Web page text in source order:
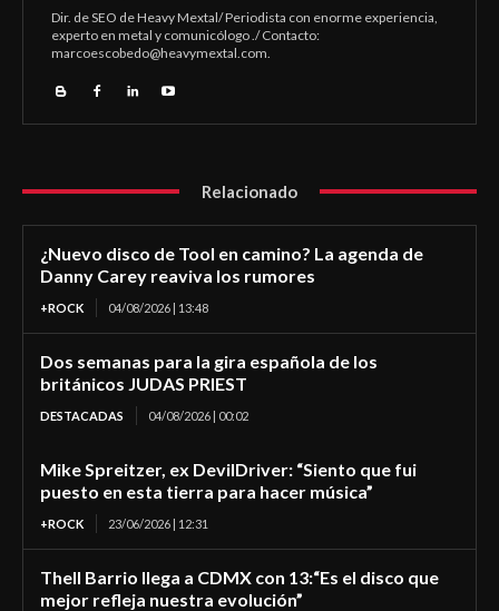
Dir. de SEO de Heavy Mextal/ Periodista con enorme experiencia,
experto en metal y comunicólogo ./ Contacto:
marcoescobedo@heavymextal.com
Relacionado
¿Nuevo disco de Tool en camino? La agenda de
Danny Carey reaviva los rumores
+ROCK 04/08/2026 | 13:48
Dos semanas para la gira española de los
británicos JUDAS PRIEST
DESTACADAS 04/08/2026 | 00:02
Mike Spreitzer, ex DevilDriver: “Siento que fui
puesto en esta tierra para hacer música”
+ROCK 23/06/2026 | 12:31
Thell Barrio llega a CDMX con 13:“Es el disco que
mejor refleja nuestra evolución”